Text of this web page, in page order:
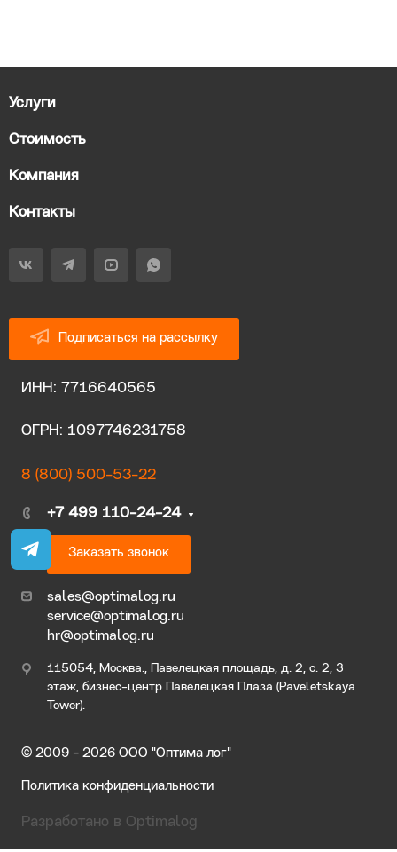
Услуги
Стоимость
Компания
Контакты
Подписаться на рассылку
ИНН: 7716640565
ОГРН: 1097746231758
8 (800) 500-53-22
+7 499 110-24-24
Заказать звонок
sales@optimalog.ru
service@optimalog.ru
hr@optimalog.ru
115054, Москва., Павелецкая площадь, д. 2, с. 2, 3
этаж, бизнес-центр Павелецкая Плаза (Paveletskaya
Tower).
© 2009 - 2026 ООО "Оптима лог"
Политика конфиденциальности
Разработано в Optimalog